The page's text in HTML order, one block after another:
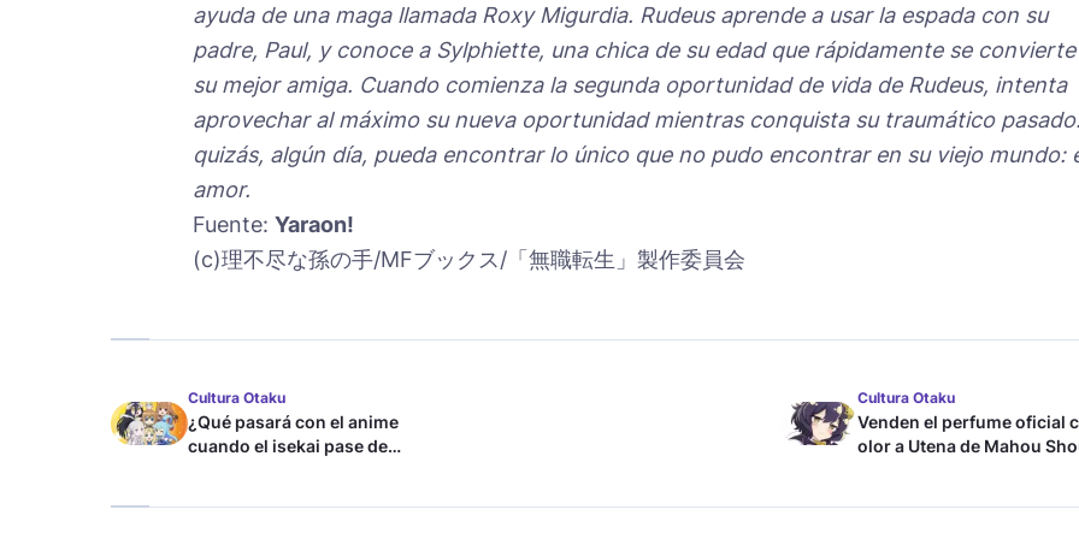
ayuda de una maga llamada Roxy Migurdia. Rudeus aprende a usar la espada con su
padre, Paul, y conoce a Sylphiette, una chica de su edad que rápidamente se
su mejor amiga. Cuando comienza la segunda oportunidad de vida de Rudeus, intenta
aprovechar al máximo su nueva oportunidad mientras conquista su traumático
quizás, algún día, pueda encontrar lo único que no pudo encontrar en su viejo mundo:
amor.
Fuente: Yaraon!
(c)理不尽な孫の手/MFブックス/「無職転生」製作委員会
Cultura Otaku
¿Qué pasará con el anime
cuando el isekai pase de
Cultura Otaku
Venden el perfume oficial
olor a Utena de Mahou